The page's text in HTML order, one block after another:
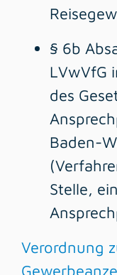
§ 6b
LVwVfG
des
Baden-
Stelle,
Verordnung